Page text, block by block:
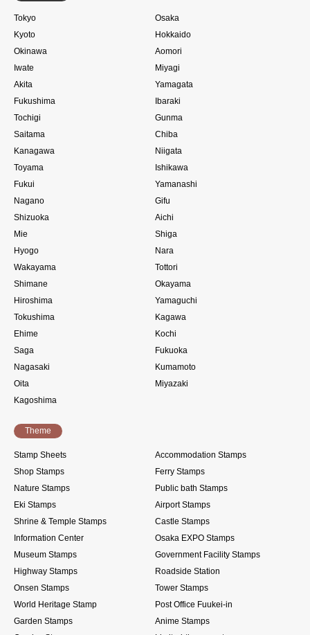
Tokyo
Osaka
Kyoto
Hokkaido
Okinawa
Aomori
Iwate
Miyagi
Akita
Yamagata
Fukushima
Ibaraki
Tochigi
Gunma
Saitama
Chiba
Kanagawa
Niigata
Toyama
Ishikawa
Fukui
Yamanashi
Nagano
Gifu
Shizuoka
Aichi
Mie
Shiga
Hyogo
Nara
Wakayama
Tottori
Shimane
Okayama
Hiroshima
Yamaguchi
Tokushima
Kagawa
Ehime
Kochi
Saga
Fukuoka
Nagasaki
Kumamoto
Oita
Miyazaki
Kagoshima
Theme
Stamp Sheets
Accommodation Stamps
Shop Stamps
Ferry Stamps
Nature Stamps
Public bath Stamps
Eki Stamps
Airport Stamps
Shrine & Temple Stamps
Castle Stamps
Information Center
Osaka EXPO Stamps
Museum Stamps
Government Facility Stamps
Highway Stamps
Roadside Station
Onsen Stamps
Tower Stamps
World Heritage Stamp
Post Office Fuukei-in
Garden Stamps
Anime Stamps